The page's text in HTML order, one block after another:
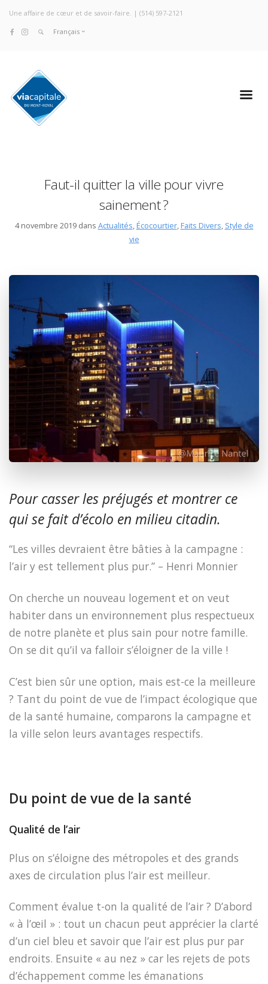
Une affaire de cœur et de savoir-faire. | (514) 597-2121
Français
Faut-il quitter la ville pour vivre
sainement ?
4 novembre 2019 dans Actualités, Écocourtier, Faits Divers, Style de
vie
Pour casser les préjugés et montrer ce
qui se fait d’écolo en milieu citadin.
“Les villes devraient être bâties à la campagne :
l’air y est tellement plus pur.” – Henri Monnier
On cherche un nouveau logement et on veut
habiter dans un environnement plus respectueux
de notre planète et plus sain pour notre famille.
On se dit qu’il va falloir s’éloigner de la ville !
C’est bien sûr une option, mais est-ce la meilleure
? Tant du point de vue de l’impact écologique que
de la santé humaine, comparons la campagne et
la ville selon leurs avantages respectifs.
Du point de vue de la santé
Qualité de l’air
Plus on s’éloigne des métropoles et des grands
axes de circulation plus l’air est meilleur.
Comment évalue t-on la qualité de l’air ? D’abord
« à l’œil » : tout un chacun peut apprécier la clarté
d’un ciel bleu et savoir que l’air est plus pur par
endroits. Ensuite « au nez » car les rejets de pots
d’échappement comme les émanations